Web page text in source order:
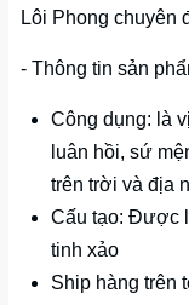
Lôi Phong chuyên
- Thông tin sản
Công dụng: là
luân hồi, sứ
trên trời và địa
Cấu tạo: Được
tinh xảo
Ship hàng trên